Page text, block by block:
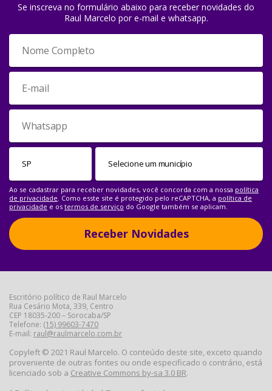
Se inscreva no formulário abaixo para receber novidades do
Raul Marcelo por e-mail e whatsapp.
Ao se cadastrar para receber novidades, você concorda com a nossa política
de privacidade. Como esste site é protegido pelo reCAPTCHA, a política de
privacidade e os termos de serviço do Google também se aplicam.
Receber Novidades
Escritório político de Raul Marcelo
Rua Cesário Mota, 339, Centro
CEP 18035-200 – Sorocaba/SP
Telefone: (15) 99603-7470
E-mail: raul@raulmarcelo.com.br
Copyleft © 2021 Raul Marcelo. O conteúdo deste site, exceto quando
proveniente de outras fontes ou onde especificado o contrário, está
licenciado sob a Creative Commons by-sa 3.0 BR.